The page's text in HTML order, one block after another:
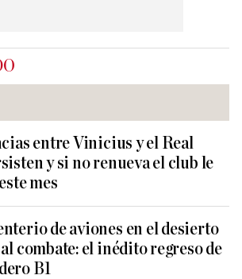
entre Vinicius y el Real
y si no renueva el club le
mes
de aviones en el desierto
combate: el inédito regreso de
B1